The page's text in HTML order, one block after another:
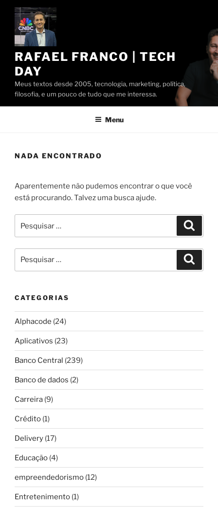
Pular
conteúdo
RAFAEL FRANCO | TECH
DAY
Meus textos desde 2005, tecnologia, marketing, política,
filosofia, e um pouco de tudo que me interessa.
Menu
NADA ENCONTRADO
Aparentemente não pudemos encontrar o que você
está procurando. Talvez uma busca ajude.
por:
por:
CATEGORIAS
Alphacode (24)
Aplicativos (23)
Banco Central (239)
Banco de dados (2)
Carreira (9)
Crédito (1)
Delivery (17)
Educação (4)
empreendedorismo (12)
Entretenimento (1)